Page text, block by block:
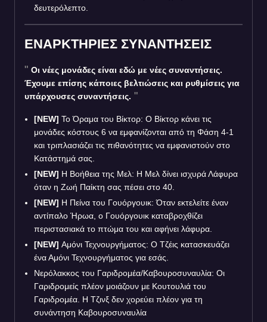
δευτερόλεπτο.
ΕΝΑΡΚΤΗΡΙΕΣ ΣΥΝΑΝΤΗΣΕΙΣ
Οι νέες μονάδες είναι εδώ με νέες συναντήσεις.
Έχουμε επίσης κάποιες βελτιώσεις και ρυθμίσεις για
υπάρχουσες συναντήσεις.
[NEW] Το Όραμα του Βίκτορ: Ο Βίκτορ κάνει τις
μονάδες κόστους 6 να εμφανίζονται από τη Φάση 4-1
και τριπλασιάζει τις πιθανότητες να εμφανιστούν στο
Κατάστημά σας.
[NEW] Η Βοήθεια της Μελ: Η Μελ δίνει ισχυρά Λάφυρα
όταν η Ζωή Παίκτη σας πέσει στο 40.
[NEW] Η Πείνα του Γουόργουικ: Όταν εκτελείτε έναν
αντίπαλο Ήρωα, ο Γουόργουικ καταβροχθίζει
περιστασιακά το πτώμα του και αφήνει λάφυρα.
[NEW] Αμόνι Τεχνουργήματος: Ο Τζέις κατασκευάζει
ένα Αμόνι Τεχνουργήματος για εσάς.
Νερόλακκος του Γαριδρομέα/Καβουροσυναυλία: Οι
Γαριδρομείς πλέον μοιάζουν με Κουτουλιά του
Γαριδρομέα. Η Τζινξ δεν χορεύει πλέον για τη
συνάντηση Καβουροσυναυλία